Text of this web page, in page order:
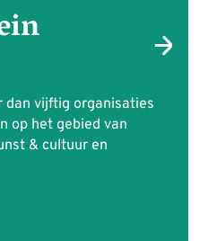
dan vijftig organisaties
op het gebied van
& cultuur en